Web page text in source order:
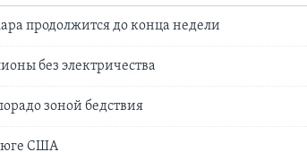
продолжится до конца недели
без электричества
зоной бедствия
юге США